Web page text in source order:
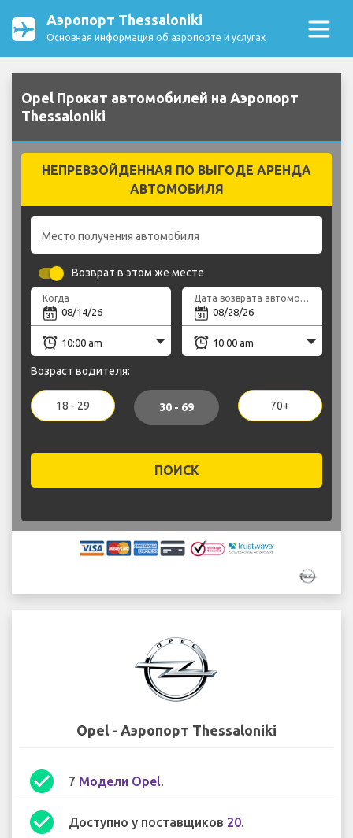
Аэропорт Thessaloniki
Основная информация об аэропорте и услугах
Opel Прокат автомобилей на Аэропорт
Thessaloniki
НЕПРЕВЗОЙДЕННАЯ ПО ВЫГОДЕ АРЕНДА
АВТОМОБИЛЯ
Место получения автомобиля
Возврат в этом же месте
Когда Дата возврата автомобиля
Возраст водителя:
18 - 29 30 - 69 70+
ПОИСК
Opel - Аэропорт Thessaloniki
check_circle 7 Модели Opel.
check_circle Доступно у поставщиков 20.